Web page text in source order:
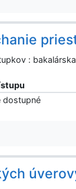
:
dostupné